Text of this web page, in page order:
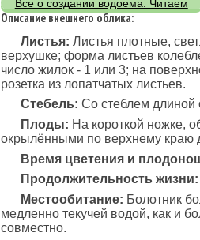
Все о создании водоема. Читаем
Описание внешнего облика:
Листья: Листья плотные,
верхушке; форма листьев
число жилок - 1 или 3; на
розетка из лопатчатых листьев.
Стебель: Со стеблем длиной
Плоды: На короткой ножке,
окрылёнными по верхнему
Время цветения и
Продолжительность жизни:
Местообитание: Болотник
медленно текучей водой, как и
совместно.